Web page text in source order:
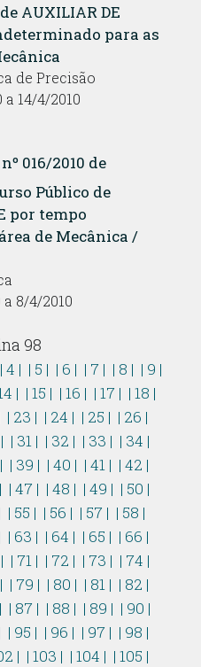
AUXILIAR DE
para as
de Precisão
a 14/4/2010
016/2010 de
Público de
por tempo
de Mecânica /
a 8/4/2010
98
| 4 | | 5 | | 6 | | 7 | | 8 | | 9 |
| | 15 | | 16 | | 17 | | 18 |
| 23 | | 24 | | 25 | | 26 |
| 31 | | 32 | | 33 | | 34 |
| 39 | | 40 | | 41 | | 42 |
| 47 | | 48 | | 49 | | 50 |
| 55 | | 56 | | 57 | | 58 |
| 63 | | 64 | | 65 | | 66 |
| 71 | | 72 | | 73 | | 74 |
| 79 | | 80 | | 81 | | 82 |
| 87 | | 88 | | 89 | | 90 |
| 95 | | 96 | | 97 | | 98 |
| | 103 | | 104 | | 105 |